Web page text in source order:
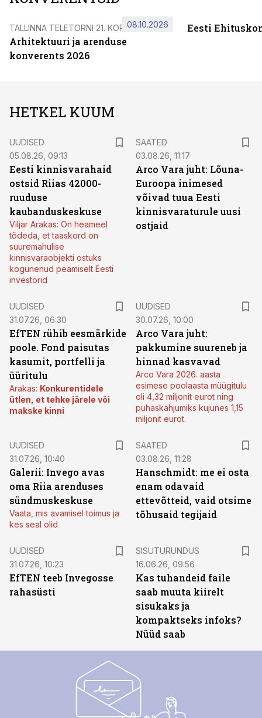
TALLINNA TELETORNI 21. KORRUSEL
Arhitektuuri ja arenduse
konverents 2026
08.10.2026 Eesti
HETKEL KUUM
UUDISED
05.08.26, 09:13
Eesti kinnisvarahaid
ostsid Riias 42000-
ruuduse
kaubanduskeskuse
Viljar Arakas: On heameel
tõdeda, et taaskord on
suuremahulise
kinnisvaraobjekti ostuks
kogunenud peamiselt Eesti
investorid
SAATED
03.08.26, 11:17
Arco Vara juht: Lõuna-
Euroopa inimesed
võivad tuua Eesti
kinnisvaraturule uusi
ostjaid
UUDISED
31.07.26, 06:30
EfTEN rühib eesmärkide
poole. Fond paisutas
kasumit, portfelli ja
üüritulu
Arakas: Konkurentidele
ütlen, et tehke järele või
makske kinni
UUDISED
30.07.26, 10:00
Arco Vara juht:
pakkumine suureneb ja
hinnad kasvavad
Arco Vara 2026. aasta
esimese poolaasta müügitulu
oli 4,32 miljonit eurot ning
puhaskahjumiks kujunes 1,15
miljonit eurot.
UUDISED
31.07.26, 10:40
Galerii: Invego avas
oma Riia arenduses
sündmuskeskuse
Vaata, mis avamisel toimus ja
kes seal olid
SAATED
03.08.26, 11:28
Hanschmidt: me ei osta
enam odavaid
ettevõtteid, vaid otsime
tõhusaid tegijaid
UUDISED
31.07.26, 10:23
EfTEN teeb Invegosse
rahasüsti
SISUTURUNDUS
16.06.26, 09:56
Kas tuhandeid faile
saab muuta kiirelt
sisukaks ja
kompaktseks infoks?
Nüüd saab